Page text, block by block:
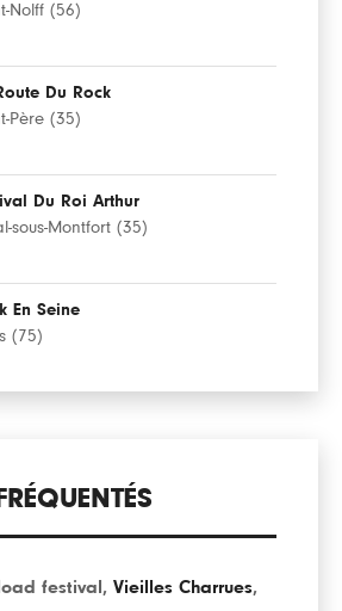
Nolff (56)
Du Rock
Père (35)
Du Roi Arthur
sous-Montfort (35)
En Seine
(75)
festival , Vieilles Charrues,